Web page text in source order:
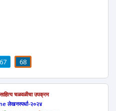
67 68
चळवळीचा उपक्रम
लेखनस्पर्धा-२०२४